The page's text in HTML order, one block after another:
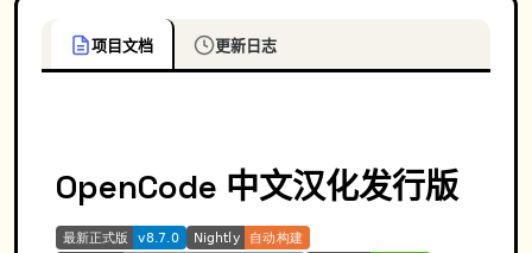
项目文档 更新日志
OpenCode 中文汉化发行版